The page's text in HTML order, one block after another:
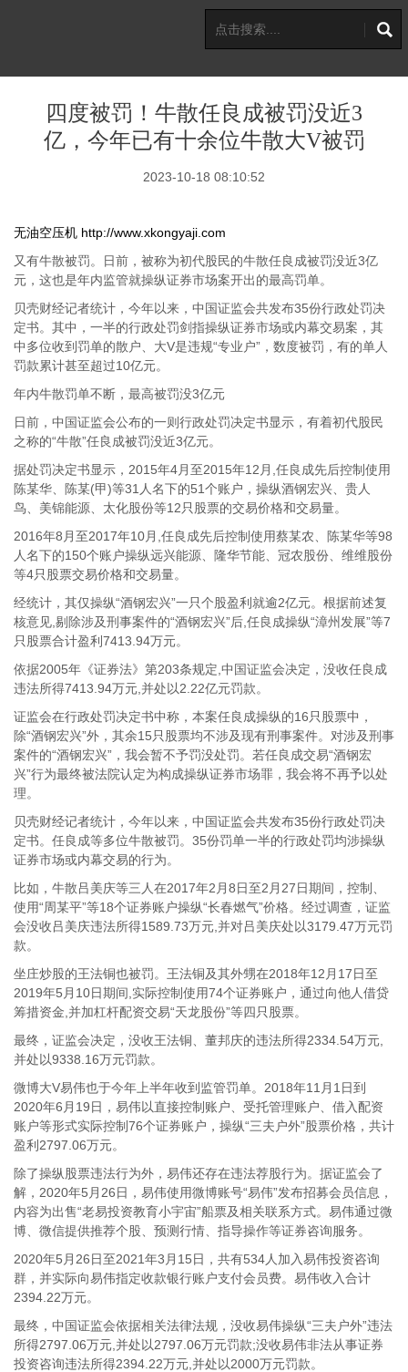
四度被罚！牛散任良成被罚没近3
亿，今年已有十余位牛散大V被罚
2023-10-18 08:10:52
无油空压机 http://www.xkongyaji.com
又有牛散被罚。日前，被称为初代股民的牛散任良成被罚没近3亿
元，这也是年内监管就操纵证券市场案开出的最高罚单。
贝壳财经记者统计，今年以来，中国证监会共发布35份行政处罚决
定书。其中，一半的行政处罚剑指操纵证券市场或内幕交易案，其
中多位收到罚单的散户、大V是违规“专业户”，数度被罚，有的单人
罚款累计甚至超过10亿元。
年内牛散罚单不断，最高被罚没3亿元
日前，中国证监会公布的一则行政处罚决定书显示，有着初代股民
之称的“牛散”任良成被罚没近3亿元。
据处罚决定书显示，2015年4月至2015年12月,任良成先后控制使用
陈某华、陈某(甲)等31人名下的51个账户，操纵酒钢宏兴、贵人
鸟、美锦能源、太化股份等12只股票的交易价格和交易量。
2016年8月至2017年10月,任良成先后控制使用蔡某农、陈某华等98
人名下的150个账户操纵远兴能源、隆华节能、冠农股份、维维股份
等4只股票交易价格和交易量。
经统计，其仅操纵“酒钢宏兴”一只个股盈利就逾2亿元。根据前述复
核意见,剔除涉及刑事案件的“酒钢宏兴”后,任良成操纵“漳州发展”等7
只股票合计盈利7413.94万元。
依据2005年《证券法》第203条规定,中国证监会决定，没收任良成
违法所得7413.94万元,并处以2.22亿元罚款。
证监会在行政处罚决定书中称，本案任良成操纵的16只股票中，
除“酒钢宏兴”外，其余15只股票均不涉及现有刑事案件。对涉及刑事
案件的“酒钢宏兴”，我会暂不予罚没处罚。若任良成交易“酒钢宏
兴”行为最终被法院认定为构成操纵证券市场罪，我会将不再予以处
理。
贝壳财经记者统计，今年以来，中国证监会共发布35份行政处罚决
定书。任良成等多位牛散被罚。35份罚单一半的行政处罚均涉操纵
证券市场或内幕交易的行为。
比如，牛散吕美庆等三人在2017年2月8日至2月27日期间，控制、
使用“周某平”等18个证券账户操纵“长春燃气”价格。经过调查，证监
会没收吕美庆违法所得1589.73万元,并对吕美庆处以3179.47万元罚
款。
坐庄炒股的王法铜也被罚。王法铜及其外甥在2018年12月17日至
2019年5月10日期间,实际控制使用74个证券账户，通过向他人借贷
筹措资金,并加杠杆配资交易“天龙股份”等四只股票。
最终，证监会决定，没收王法铜、董邦庆的违法所得2334.54万元,
并处以9338.16万元罚款。
微博大V易伟也于今年上半年收到监管罚单。2018年11月1日到
2020年6月19日，易伟以直接控制账户、受托管理账户、借入配资
账户等形式实际控制76个证券账户，操纵“三夫户外”股票价格，共计
盈利2797.06万元。
除了操纵股票违法行为外，易伟还存在违法荐股行为。据证监会了
解，2020年5月26日，易伟使用微博账号“易伟”发布招募会员信息，
内容为出售“老易投资教育小宇宙”船票及相关联系方式。易伟通过微
博、微信提供推荐个股、预测行情、指导操作等证券咨询服务。
2020年5月26日至2021年3月15日，共有534人加入易伟投资咨询
群，并实际向易伟指定收款银行账户支付会员费。易伟收入合计
2394.22万元。
最终，中国证监会依据相关法律法规，没收易伟操纵“三夫户外”违法
所得2797.06万元,并处以2797.06万元罚款;没收易伟非法从事证券
投资咨询违法所得2394.22万元,并处以2000万元罚款。